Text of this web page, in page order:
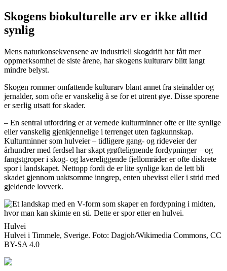
Skogens biokulturelle arv er ikke alltid
synlig
Mens naturkonsekvensene av industriell skogdrift har fått mer
oppmerksomhet de siste årene, har skogens kulturarv blitt langt
mindre belyst.
Skogen rommer omfattende kulturarv blant annet fra steinalder og
jernalder, som ofte er vanskelig å se for et utrent øye. Disse sporene
er særlig utsatt for skader.
– En sentral utfordring er at vernede kulturminner ofte er lite synlige
eller vanskelig gjenkjennelige i terrenget uten fagkunnskap.
Kulturminner som hulveier – tidligere gang- og rideveier der
århundrer med ferdsel har skapt grøftelignende fordypninger – og
fangstgroper i skog- og lavereliggende fjellområder er ofte diskrete
spor i landskapet. Nettopp fordi de er lite synlige kan de lett bli
skadet gjennom uaktsomme inngrep, enten ubevisst eller i strid med
gjeldende lovverk.
Hulvei
Hulvei i Timmele, Sverige. Foto: Dagjoh/Wikimedia Commons, CC
BY-SA 4.0